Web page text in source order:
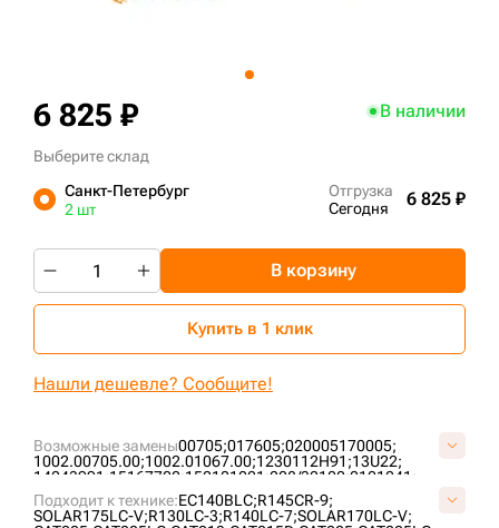
Возможные замены00705;017605;020005170005;
1002.00705.00;1002.01067.00;1230112H91;13U22;
14043991;15167700;152101021;208/32100;2101041;
2101081;
213/66800;214642; 2175017;2270-6040;
2270-9403; 234756;2425017605;262612;274040400001;
2934983M91;2997110M1;3018.43234;3084573M91;
Подходит к технике:EC140BLC;R145CR-9;
SOLAR175LC-V;R130LC-3;R140LC-7;SOLAR170LC-V;
6 825 ₽ В наличии
Выберите склад
Санкт-Петербург
2 шт
Отгрузка
Сегодня
6 825 ₽
В корзину
Купить в 1 клик
Нашли дешевле? Сообщите!